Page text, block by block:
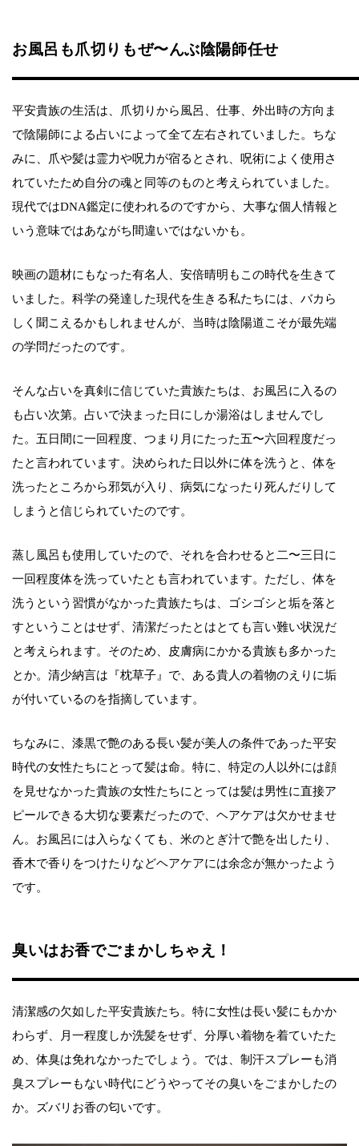
お風呂も爪切りもぜ〜んぶ陰陽師任せ
平安貴族の生活は、爪切りから風呂、仕事、外出時の方向ま
で陰陽師による占いによって全て左右されていました。ちな
みに、爪や髪は霊力や呪力が宿るとされ、呪術によく使用さ
れていたため自分の魂と同等のものと考えられていました。
現代ではDNA鑑定に使われるのですから、大事な個人情報と
いう意味ではあながち間違いではないかも。
映画の題材にもなった有名人、安倍晴明もこの時代を生きて
いました。科学の発達した現代を生きる私たちには、バカら
しく聞こえるかもしれませんが、当時は陰陽道こそが最先端
の学問だったのです。
そんな占いを真剣に信じていた貴族たちは、お風呂に入るの
も占い次第。占いで決まった日にしか湯浴はしませんでし
た。五日間に一回程度、つまり月にたった五〜六回程度だっ
たと言われています。決められた日以外に体を洗うと、体を
洗ったところから邪気が入り、病気になったり死んだりして
しまうと信じられていたのです。
蒸し風呂も使用していたので、それを合わせると二〜三日に
一回程度体を洗っていたとも言われています。ただし、体を
洗うという習慣がなかった貴族たちは、ゴシゴシと垢を落と
すということはせず、清潔だったとはとても言い難い状況だ
と考えられます。そのため、皮膚病にかかる貴族も多かった
とか。清少納言は『枕草子』で、ある貴人の着物のえりに垢
が付いているのを指摘しています。
ちなみに、漆黒で艶のある長い髪が美人の条件であった平安
時代の女性たちにとって髪は命。特に、特定の人以外には顔
を見せなかった貴族の女性たちにとっては髪は男性に直接ア
ピールできる大切な要素だったので、ヘアケアは欠かせませ
ん。お風呂には入らなくても、米のとぎ汁で艶を出したり、
香木で香りをつけたりなどヘアケアには余念が無かったよう
です。
臭いはお香でごまかしちゃえ！
清潔感の欠如した平安貴族たち。特に女性は長い髪にもかか
わらず、月一程度しか洗髪をせず、分厚い着物を着ていたた
め、体臭は免れなかったでしょう。では、制汗スプレーも消
臭スプレーもない時代にどうやってその臭いをごまかしたの
か。ズバリお香の匂いです。